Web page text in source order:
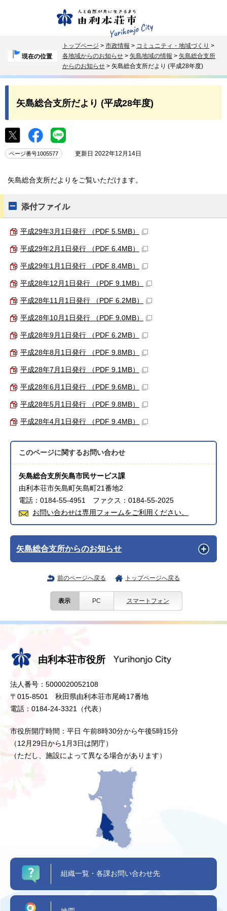
現在の位置
トップページ > 市政情報 > コミュニティ・地域づくり >
各地域からのお知らせ > 矢島地域の情報 > 矢島総合支所
からのお知らせ > 矢島総合支所だより (平成28年度)
矢島総合支所だより (平成28年度)
ページ番号1005577 更新日 2022年12月14日
矢島総合支所だよりをご覧いただけます。
添付ファイル
平成29年3月1日発行 （PDF 5.5MB）
平成29年2月1日発行 （PDF 6.4MB）
平成29年1月1日発行 （PDF 8.4MB）
平成28年12月1日発行 （PDF 9.1MB）
平成28年11月1日発行 （PDF 6.2MB）
平成28年10月1日発行 （PDF 9.0MB）
平成28年9月1日発行 （PDF 6.2MB）
平成28年8月1日発行 （PDF 9.8MB）
平成28年7月1日発行 （PDF 9.1MB）
平成28年6月1日発行 （PDF 9.6MB）
平成28年5月1日発行 （PDF 9.8MB）
平成28年4月1日発行 （PDF 9.4MB）
このページに関するお問い合わせ
矢島総合支所矢島市民サービス課
由利本荘市矢島町矢島町21番地2
電話：0184-55-4951 ファクス：0184-55-2025
お問い合わせは専用フォームをご利用ください。
矢島総合支所からのお知らせ
前のページへ戻る トップページへ戻る
表示 PC スマートフォン
由利本荘市役所
法人番号：5000020052108
〒015-8501 秋田県由利本荘市尾崎17番地
電話：0184-24-3321（代表）
市役所開庁時間：平日 午前8時30分から午後5時15分
（12月29日から1月3日は閉庁）
（ただし、施設によって異なる場合があります）
組織一覧・各課お問い合わせ先